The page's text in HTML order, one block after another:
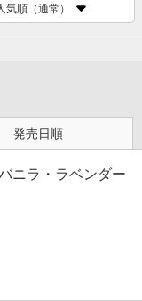
気順（通常）
発売日順
ニラ・ラベンダー